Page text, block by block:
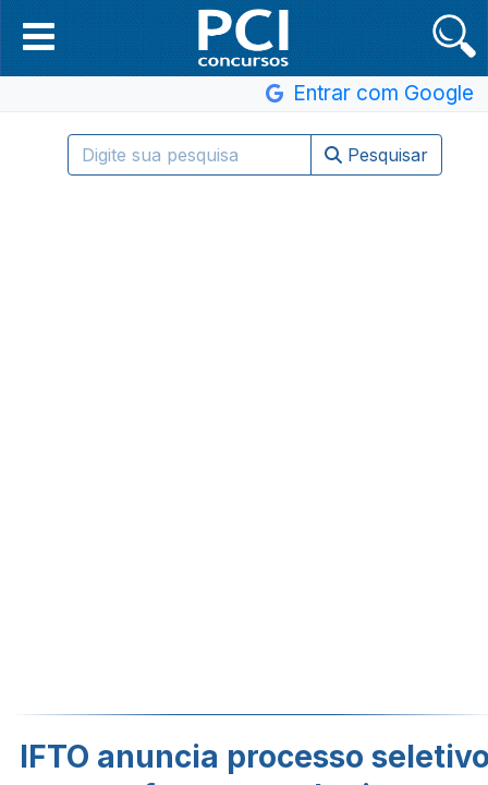
Entrar com Google
Pesquisar
IFTO anuncia processo